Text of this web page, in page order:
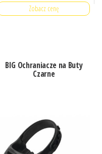
Zobacz cenę
BIG Ochraniacze na Buty
Czarne